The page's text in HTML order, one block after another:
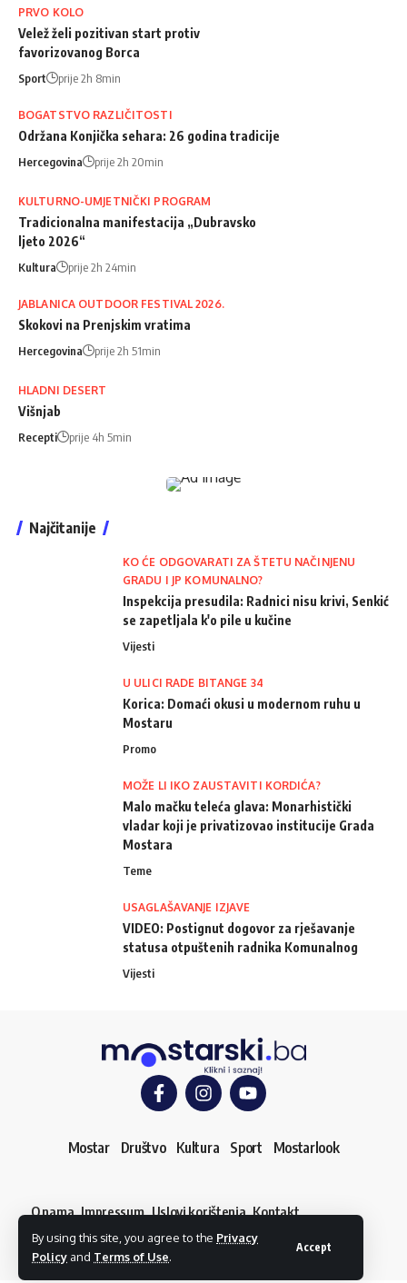
By using this site, you agree to the Privacy
Policy and Terms of Use.
Accept
PRVO KOLO
Velež želi pozitivan start protiv
favorizovanog Borca
Sport prije 2h 8min
BOGATSTVO RAZLIČITOSTI
Održana Konjička sehara: 26 godina tradicije
Hercegovina prije 2h 20min
KULTURNO-UMJETNIČKI PROGRAM
Tradicionalna manifestacija „Dubravsko
ljeto 2026“
Kultura prije 2h 24min
JABLANICA OUTDOOR FESTIVAL 2026.
Skokovi na Prenjskim vratima
Hercegovina prije 2h 51min
HLADNI DESERT
Višnjab
Recepti prije 4h 5min
Najčitanije
KO ĆE ODGOVARATI ZA ŠTETU NAČINJENU
GRADU I JP KOMUNALNO?
Inspekcija presudila: Radnici nisu krivi, Senkić
se zapetljala k'o pile u kučine
Vijesti
U ULICI RADE BITANGE 34
Korica: Domaći okusi u modernom ruhu u
Mostaru
Promo
MOŽE LI IKO ZAUSTAVITI KORDIĆA?
Malo mačku teleća glava: Monarhistički
vladar koji je privatizovao institucije Grada
Mostara
Teme
USAGLAŠAVANJE IZJAVE
VIDEO: Postignut dogovor za rješavanje
statusa otpuštenih radnika Komunalnog
Vijesti
Mostar Društvo Kultura Sport Mostarlook
O nama Impressum Uslovi korištenja Kontakt
Dojavi vijest
© mostarski.ba. Sva prava pridržana